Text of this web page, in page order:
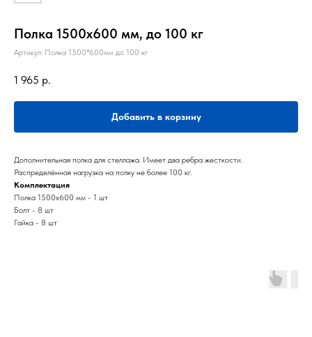
Полка 1500х600 мм, до 100 кг
Артикул: Полка 1500*600мм до 100 кг
1 965 р.
Добавить в корзину
Дополнительная полка для стеллажа. Имеет два ребра жесткости.
Распределённая нагрузка на полку не более 100 кг.
Комплектация
Полка 1500х600 мм - 1 шт
Болт - 8 шт
Гайка - 8 шт